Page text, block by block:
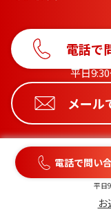
電話で問い
平日
電話で
平日
メール
北九州オフィス